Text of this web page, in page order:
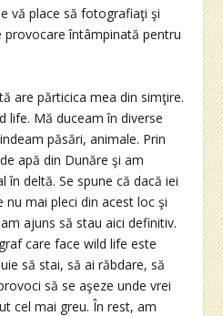
vă place să fotografiaţi şi
întâmpinată pentru
are părticica mea din simţire.
life. Mă duceam în diverse
păsări, animale. Prin
apă din Dunăre şi am
în deltă. Se spune că dacă iei
nu mai pleci din acest loc şi
ajuns să stau aici definitiv.
care face wild life este
să stai, să ai răbdare, să
să se aşeze unde vrei
cel mai greu. În rest, am